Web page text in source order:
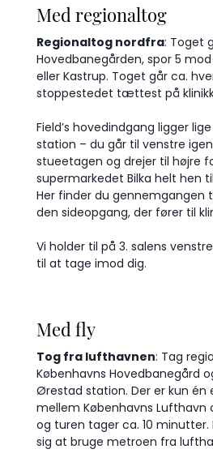
Med regionaltog
Regionaltog nordfra: Toget
Hovedbanegården, spor 5
eller Kastrup. Toget går ca.
stoppestedet tættest på
Field’s hovedindgang ligger
station – du går til venstre
stueetagen og drejer til højre
supermarkedet Bilka helt hen
Her finder du gennemgangen
den sideopgang, der fører til
Vi holder til på 3. salens
til at tage imod dig.
Med fly
Tog fra lufthavnen: Tag
Københavns Hovedbanegård
Ørestad station. Der er kun én
mellem Københavns Lufthavn
og turen tager ca. 10 minutter.
sig at bruge metroen fra